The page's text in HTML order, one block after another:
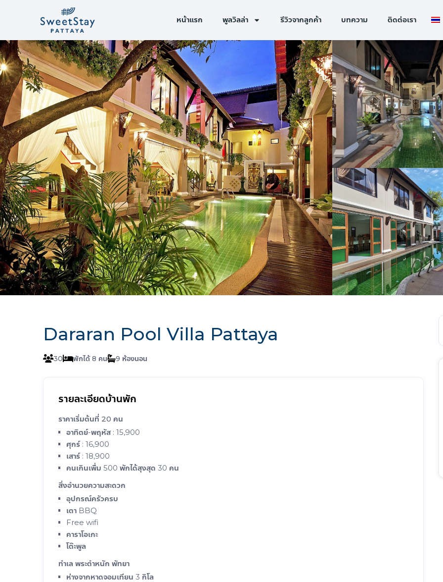
หน้าแรก พูลวิลล่า รีวิวจากลูกค้า บทความ ติดต่อเรา
Dararan Pool Villa Pattaya
30 8 9
รายละเอียดบ้านพัก
ราคาเริ่มต้นที่ 20 คน
อาทิตย์-พฤหัส : 15,900
ศุกร์ : 16,900
เสาร์ : 18,900
คนเกินเพื่ม 500 พักได้สุงสุด 30 คน
สิ่งอำนวยความสะดวก
อุปกรณ์ครัวครบ
เตา BBQ
Free wifi
คาราโอเกะ
โต๊ะพูล
ทำเล พระตำหนัก พัทยา
ห่างจากหาดจอมเทียน 3 กิโล